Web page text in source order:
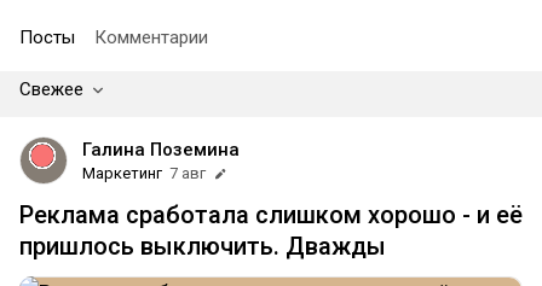
Посты Комментарии
Свежее
Галина Поземина
Маркетинг 7 авг
Реклама сработала слишком хорошо - и её
пришлось выключить. Дважды